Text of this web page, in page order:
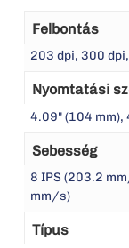
Felbontás
203 dpi, 300
Nyomtatási
4.09" (104 mm),
Sebesség
8 IPS (203.2
mm/s)
Típus